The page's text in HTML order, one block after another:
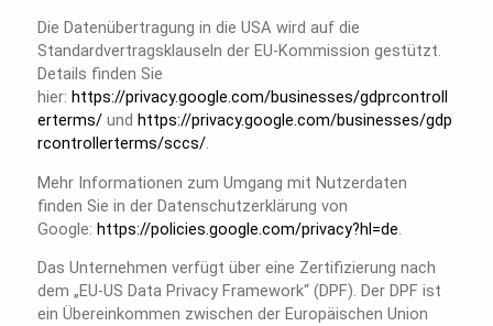
Die Datenübertragung in die USA wird auf die
Standardvertragsklauseln der EU-Kommission gestützt.
Details finden Sie
hier: https://privacy.google.com/businesses/gdprcontroll
erterms/ und https://privacy.google.com/businesses/gdp
rcontrollerterms/sccs/.
Mehr Informationen zum Umgang mit Nutzerdaten
finden Sie in der Datenschutzerklärung von
Google: https://policies.google.com/privacy?hl=de.
Das Unternehmen verfügt über eine Zertifizierung nach
dem „EU-US Data Privacy Framework“ (DPF). Der DPF ist
ein Übereinkommen zwischen der Europäischen Union